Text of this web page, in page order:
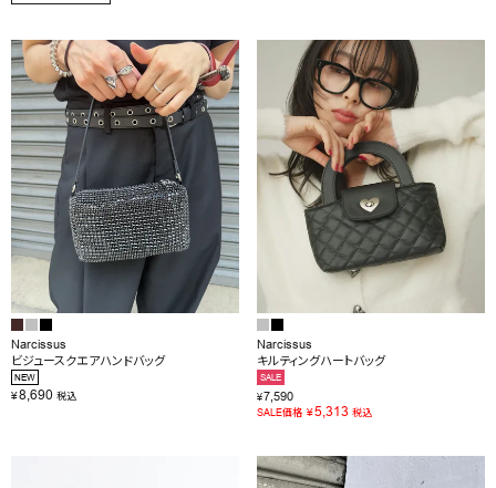
BRAND
SALE
OUTLET
RANKING
RE STOCK
COMING SOON
TOPICS
JOURNAL
INFORMATION
Narcissus
ビジュースクエアハンドバッグ
NEW
¥8,690 税込
Narcissus
キルティングハートバッグ
SALE
¥7,590
SALE価格 ¥5,313 税込